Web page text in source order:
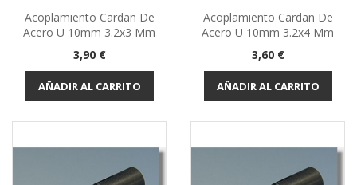
Acoplamiento Cardan De
Acero U 10mm 3.2x3 Mm
Precio
3,90 €
AÑADIR AL CARRITO
Acoplamiento Cardan De
Acero U 10mm 3.2x4 Mm
Precio
3,60 €
AÑADIR AL CARRITO